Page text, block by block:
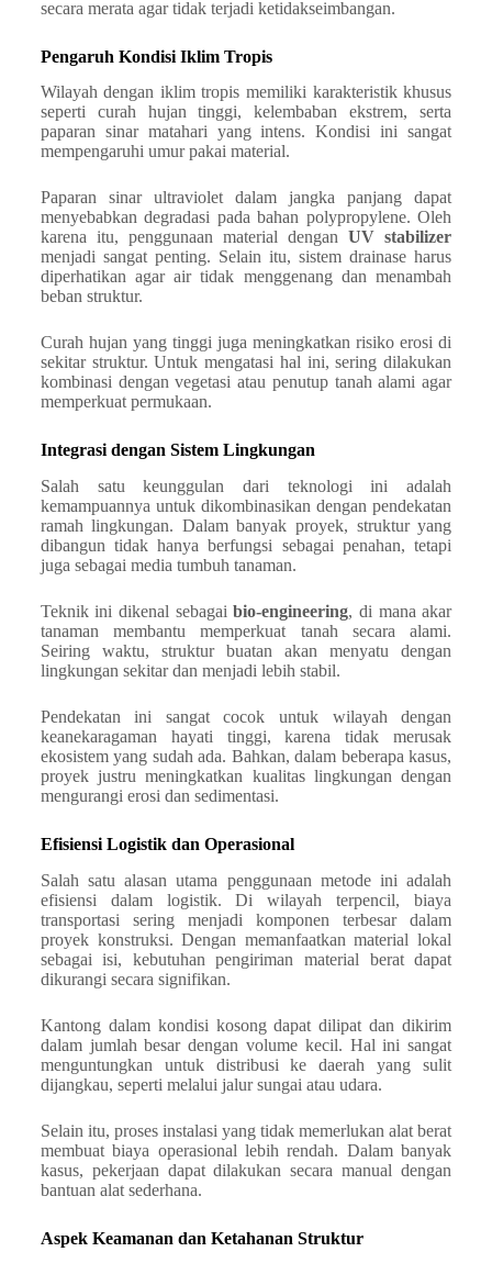
secara merata agar tidak terjadi ketidakseimbangan.
Pengaruh Kondisi Iklim Tropis
Wilayah dengan iklim tropis memiliki karakteristik khusus
seperti curah hujan tinggi, kelembaban ekstrem, serta
paparan sinar matahari yang intens. Kondisi ini sangat
mempengaruhi umur pakai material.
Paparan sinar ultraviolet dalam jangka panjang dapat
menyebabkan degradasi pada bahan polypropylene. Oleh
karena itu, penggunaan material denganUV stabilizer
menjadi sangat penting. Selain itu, sistem drainase harus
diperhatikan agar air tidak menggenang dan menambah
beban struktur.
Curah hujan yang tinggi juga meningkatkan risiko erosi di
sekitar struktur. Untuk mengatasi hal ini, sering dilakukan
kombinasi dengan vegetasi atau penutup tanah alami agar
memperkuat permukaan.
Integrasi dengan Sistem Lingkungan
Salah satu keunggulan dari teknologi ini adalah
kemampuannya untuk dikombinasikan dengan pendekatan
ramah lingkungan. Dalam banyak proyek, struktur yang
dibangun tidak hanya berfungsi sebagai penahan, tetapi
juga sebagai media tumbuh tanaman.
Teknik ini dikenal sebagaibio-engineering, di mana akar
tanaman membantu memperkuat tanah secara alami.
Seiring waktu, struktur buatan akan menyatu dengan
lingkungan sekitar dan menjadi lebih stabil.
Pendekatan ini sangat cocok untuk wilayah dengan
keanekaragaman hayati tinggi, karena tidak merusak
ekosistem yang sudah ada. Bahkan, dalam beberapa kasus,
proyek justru meningkatkan kualitas lingkungan dengan
mengurangi erosi dan sedimentasi.
Efisiensi Logistik dan Operasional
Salah satu alasan utama penggunaan metode ini adalah
efisiensi dalam logistik. Di wilayah terpencil, biaya
transportasi sering menjadi komponen terbesar dalam
proyek konstruksi. Dengan memanfaatkan material lokal
sebagai isi, kebutuhan pengiriman material berat dapat
dikurangi secara signifikan.
Kantong dalam kondisi kosong dapat dilipat dan dikirim
dalam jumlah besar dengan volume kecil. Hal ini sangat
menguntungkan untuk distribusi ke daerah yang sulit
dijangkau, seperti melalui jalur sungai atau udara.
Selain itu, proses instalasi yang tidak memerlukan alat berat
membuat biaya operasional lebih rendah. Dalam banyak
kasus, pekerjaan dapat dilakukan secara manual dengan
bantuan alat sederhana.
Aspek Keamanan dan Ketahanan Struktur